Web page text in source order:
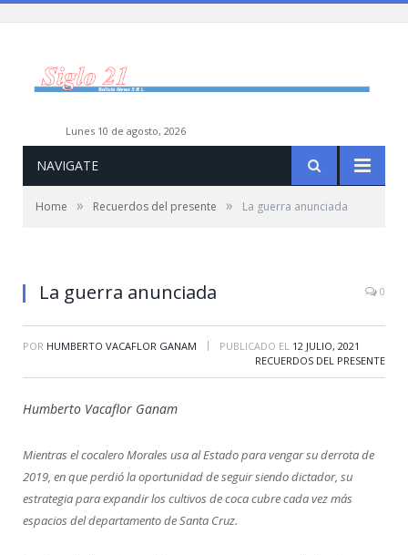
lunes 10 de agosto, 2026
NAVIGATE
Home » Recuerdos del presente » La guerra anunciada
La guerra anunciada 0
POR HUMBERTO VACAFLOR GANAM | PUBLICADO EL 12 JULIO, 2021
RECUERDOS DEL PRESENTE
Humberto Vacaflor Ganam
Mientras el cocalero Morales usa al Estado para vengar su derrota de
2019, en que perdió la oportunidad de seguir siendo dictador, su
estrategia para expandir los cultivos de coca cubre cada vez más
espacios del departamento de Santa Cruz.